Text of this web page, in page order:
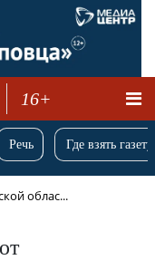
16+
Речь Где взять
облас...